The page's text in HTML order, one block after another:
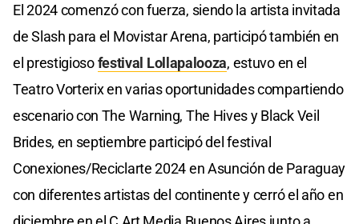
El 2024 comenzó con fuerza, siendo la artista invitada
de Slash para el Movistar Arena, participó también en
el prestigiosofestival Lollapalooza, estuvo en el
Teatro Vorterix en varias oportunidades compartiendo
escenario con The Warning, The Hives y Black Veil
Brides, en septiembre participó del festival
Conexiones/Reciclarte 2024 en Asunción de Paraguay
con diferentes artistas del continente y cerró el año en